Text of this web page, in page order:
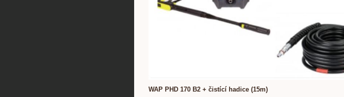
WAP PHD 170 B2 + čistící hadice (15m)